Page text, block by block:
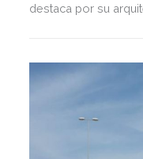
destaca por su